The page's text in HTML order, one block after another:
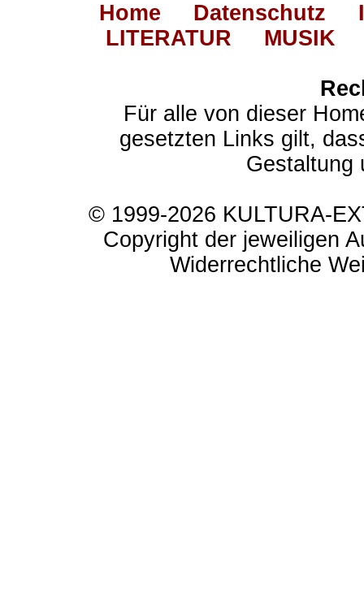
Home Datenschutz
LITERATUR
MUSIK
Für alle von dieser
gesetzten Links gilt,
Gestaltung
© 1999-2026 KULTURA-
Copyright der jeweiligen
Widerrechtliche